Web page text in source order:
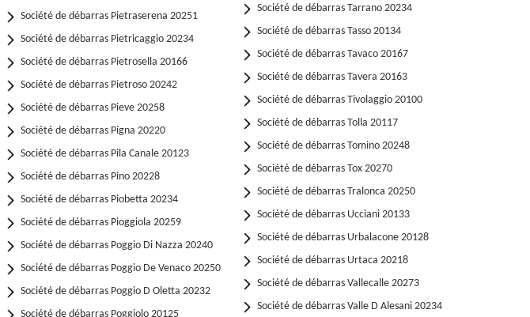
Société de débarras Pietraserena 20251
Société de débarras Pietricaggio 20234
Société de débarras Pietrosella 20166
Société de débarras Pietroso 20242
Société de débarras Pieve 20258
Société de débarras Pigna 20220
Société de débarras Pila Canale 20123
Société de débarras Pino 20228
Société de débarras Piobetta 20234
Société de débarras Pioggiola 20259
Société de débarras Poggio Di Nazza 20240
Société de débarras Poggio De Venaco 20250
Société de débarras Poggio D Oletta 20232
Société de débarras Poggiolo 20125
Société de débarras Tarrano 20234
Société de débarras Tasso 20134
Société de débarras Tavaco 20167
Société de débarras Tavera 20163
Société de débarras Tivolaggio 20100
Société de débarras Tolla 20117
Société de débarras Tomino 20248
Société de débarras Tox 20270
Société de débarras Tralonca 20250
Société de débarras Ucciani 20133
Société de débarras Urbalacone 20128
Société de débarras Urtaca 20218
Société de débarras Vallecalle 20273
Société de débarras Valle D Alesani 20234